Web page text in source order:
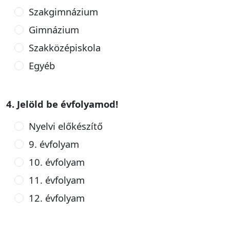
Szakgimnázium
Gimnázium
Szakközépiskola
Egyéb
4. Jelöld be évfolyamod!
Nyelvi előkészítő
9. évfolyam
10. évfolyam
11. évfolyam
12. évfolyam